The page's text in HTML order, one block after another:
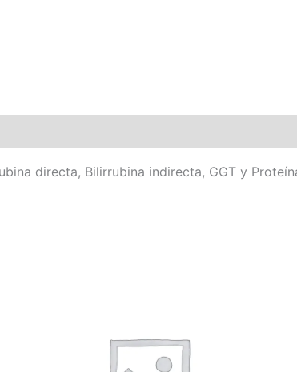
directa, Bilirrubina indirecta, GGT y